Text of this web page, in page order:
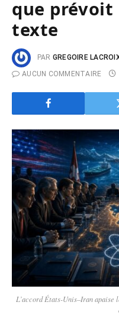
que
texte
PAR GREGOIRE
AUCUN COMMENTAIRE
L’accord États-Unis–Iran apaise